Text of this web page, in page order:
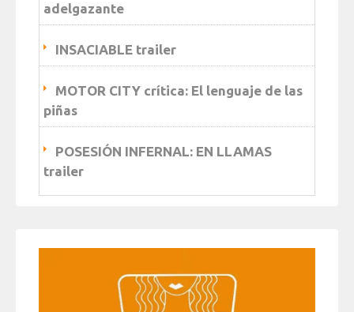
adelgazante
INSACIABLE trailer
MOTOR CITY crítica: El lenguaje de las
piñas
POSESIÓN INFERNAL: EN LLAMAS
trailer